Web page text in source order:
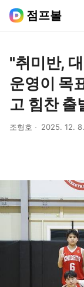
점프볼
"취미반,
운영이 목
고 힘찬 출
조형호 2025. 12.